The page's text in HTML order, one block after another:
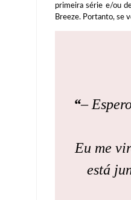
primeira série e/ou
Breeze. Portanto, se
“–
Eu me
está